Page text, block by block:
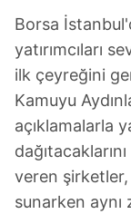
Borsa
yatırımcıları
ilk çeyreğini
Kamuyu
açıklamalarla
veren şirketler,
sunarken